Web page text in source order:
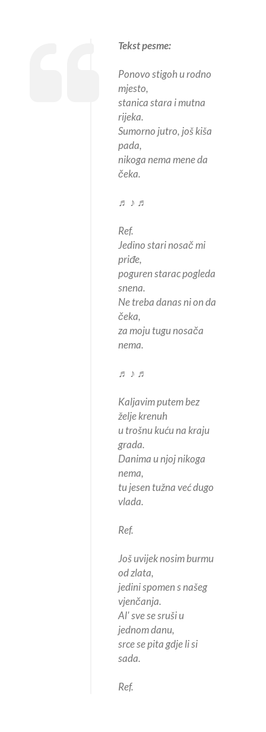
Tekst pesme:
Ponovo stigoh u rodno
mjesto,
stanica stara i mutna
rijeka.
Sumorno jutro, još kiša
pada,
nikoga nema mene da
čeka.
♬ ♪ ♬
Ref.
Jedino stari nosač mi
priđe,
poguren starac pogleda
snena.
Ne treba danas ni on da
čeka,
za moju tugu nosača
nema.
♬ ♪ ♬
Kaljavim putem bez
želje krenuh
u trošnu kuću na kraju
grada.
Danima u njoj nikoga
nema,
tu jesen tužna već dugo
vlada.
Ref.
Još uvijek nosim burmu
od zlata,
jedini spomen s našeg
vjenčanja.
Al' sve se sruši u
jednom danu,
srce se pita gdje li si
sada.
Ref.